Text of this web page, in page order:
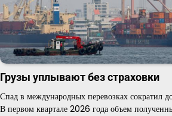
Грузы уплывают без страховки
Спад в международных перевозках сократил
В первом квартале 2026 года объем